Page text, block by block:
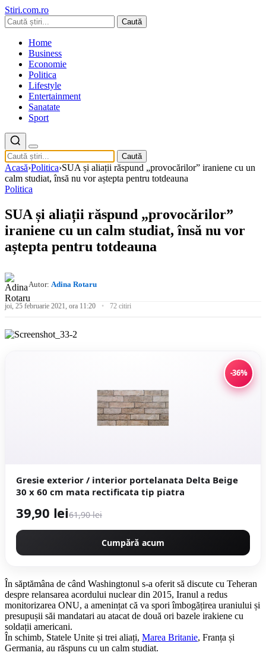
Stiri.com.ro
Caută
Home
Business
Economie
Politica
Lifestyle
Entertainment
Sanatate
Sport
Caută
Acasă›Politica›SUA și aliații răspund „provocărilor” iraniene cu un
calm studiat, însă nu vor aștepta pentru totdeauna
Politica
SUA și aliații răspund „provocărilor”
iraniene cu un calm studiat, însă nu vor
aștepta pentru totdeauna
Autor: Adina Rotaru
joi, 25 februarie 2021, ora 11:20 72 citiri
-36%
Gresie exterior / interior portelanata Delta Beige
30 x 60 cm mata rectificata tip piatra
39,90 lei61,90 lei
Cumpără acum
În săptămâna de când Washingtonul s-a oferit să discute cu Teheran
despre relansarea acordului nuclear din 2015, Iranul a redus
monitorizarea ONU, a amenințat că va spori îmbogățirea uraniului și
presupușii săi mandatari au atacat de două ori bazele irakiene cu
soldații americani.
În schimb, Statele Unite și trei aliați, Marea Britanie, Franța și
Germania, au răspuns cu un calm studiat.